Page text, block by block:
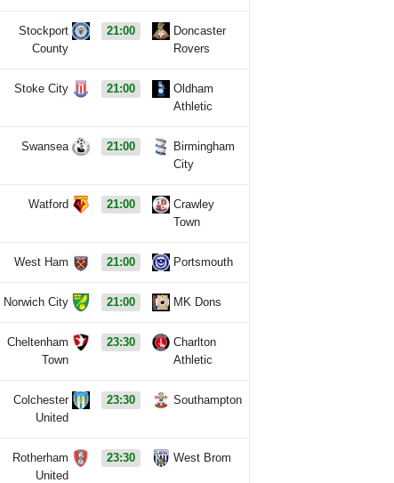
Stockport
County
21:00
Doncaster
Rovers
Stoke City 21:00
Oldham
Athletic
Swansea 21:00
Birmingham
City
Watford 21:00
Crawley
Town
West Ham 21:00 Portsmouth
Norwich City 21:00 MK Dons
Cheltenham
Town
23:30
Charlton
Athletic
Colchester
United
23:30 Southampton
Rotherham
United
23:30 West Brom